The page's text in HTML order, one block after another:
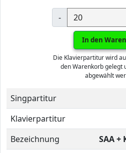
-
In den
Die Klavierpartitur wird
den Warenkorb gelegt
abgewählt
Singpartitur
Klavierpartitur
Bezeichnung
SAA +